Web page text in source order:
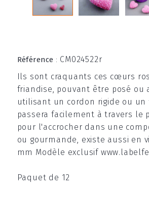
Référence : CM024522r
Ils sont craquants ces cœurs
friandise, pouvant être posé ou
utilisant un cordon rigide ou
passera facilement à travers le
pour l'accrocher dans une
ou gourmande, existe aussi en
mm Modèle exclusif
Paquet de 12